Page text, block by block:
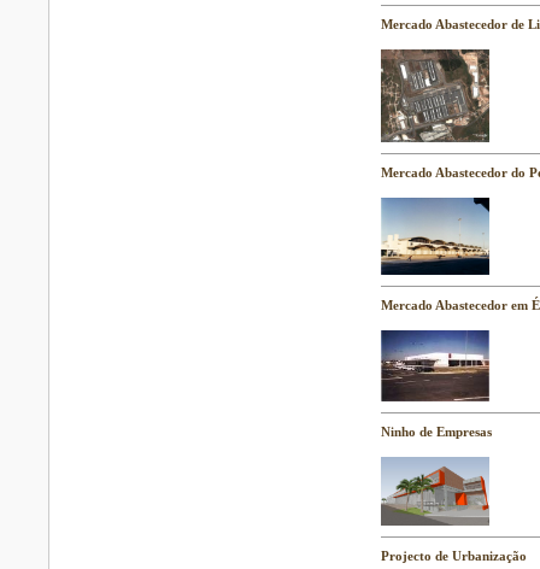
Mercado Abastecedor de
Mercado Abastecedor do
Mercado Abastecedor em
Ninho de Empresas
Projecto de Urbanização